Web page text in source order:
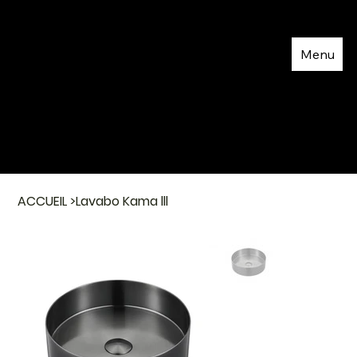
Menu
ACCUEIL >Lavabo Kama lll